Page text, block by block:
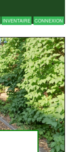
INVENTAIRE CONNEXION